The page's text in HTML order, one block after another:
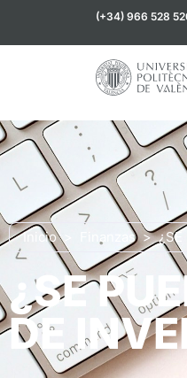
(+34) 966 528
Inicio Finanzas > ¿SE
¿SE
DE